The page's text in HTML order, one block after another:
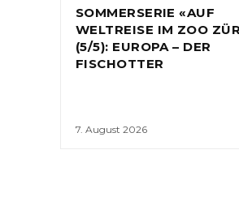
SOMMERSERIE «AUF
WELTREISE IM ZOO
(5/5): EUROPA – DER
FISCHOTTER
7. August 2026